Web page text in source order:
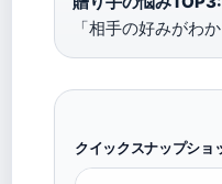
「相手の好みがわか
クイックスナップショ